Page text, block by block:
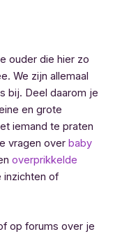
ouder die hier zo
We zijn allemaal
bij. Deel daarom je
en grote
iemand te praten
vragen over baby
overprikkelde
inzichten of
op forums over je